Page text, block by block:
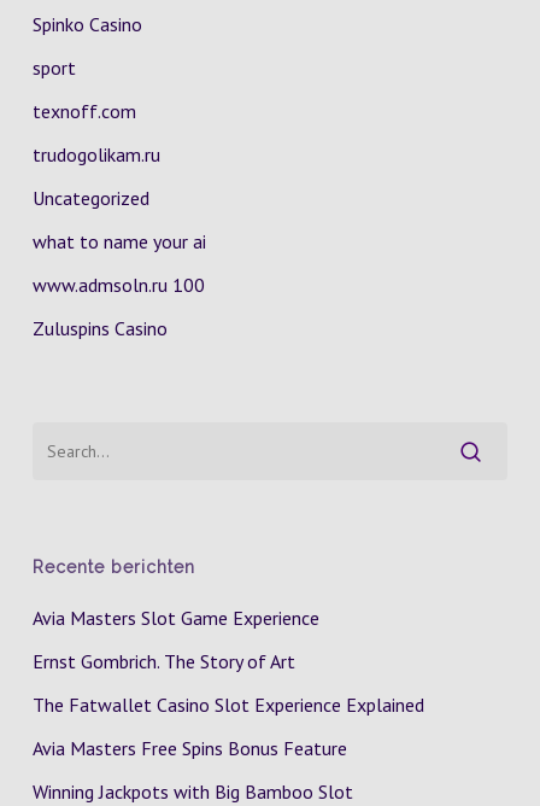
Spinko Casino
sport
texnoff.com
trudogolikam.ru
Uncategorized
what to name your ai
www.admsoln.ru 100
Zuluspins Casino
Recente berichten
Avia Masters Slot Game Experience
Ernst Gombrich. The Story of Art
The Fatwallet Casino Slot Experience Explained
Avia Masters Free Spins Bonus Feature
Winning Jackpots with Big Bamboo Slot